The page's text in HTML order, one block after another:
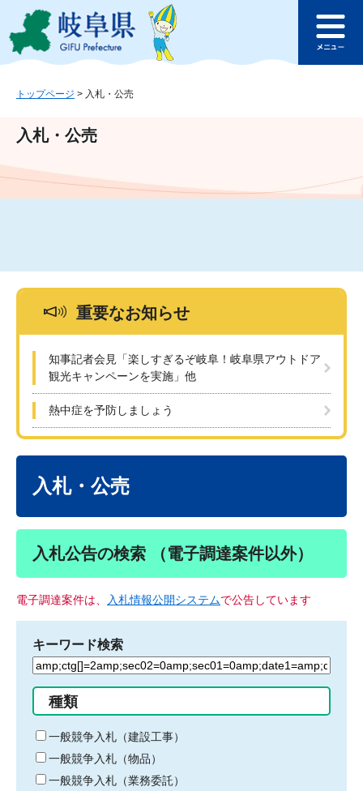
ジ
ュ
文
このページの本文へ
ュ
トップページ > 入札・公売
入札・公売
重要なお知らせ
知事記者会見「楽しすぎるぞ岐阜！岐阜県アウトドア
観光キャンペーンを実施」他
熱中症を予防しましょう
入札・公売
入札公告の検索 （電子調達案件以外）
電子調達案件は、 入札情報公開システムで公告しています
キーワード検索
検
る
キ
ー
ワ
ー
種類
一般競争入札（建設工事）
一般競争入札（物品）
一般競争入札（業務委託）